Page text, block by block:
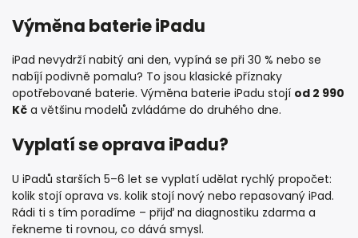
Výměna baterie iPadu
iPad nevydrží nabitý ani den, vypíná se při 30 % nebo se
nabíjí podivně pomalu? To jsou klasické příznaky
opotřebované baterie. Výměna baterie iPadu stojí od 2 990
Kč a většinu modelů zvládáme do druhého dne.
Vyplatí se oprava iPadu?
U iPadů starších 5–6 let se vyplatí udělat rychlý propočet:
kolik stojí oprava vs. kolik stojí nový nebo repasovaný iPad.
Rádi ti s tím poradíme – přijď na diagnostiku zdarma a
řekneme ti rovnou, co dává smysl.